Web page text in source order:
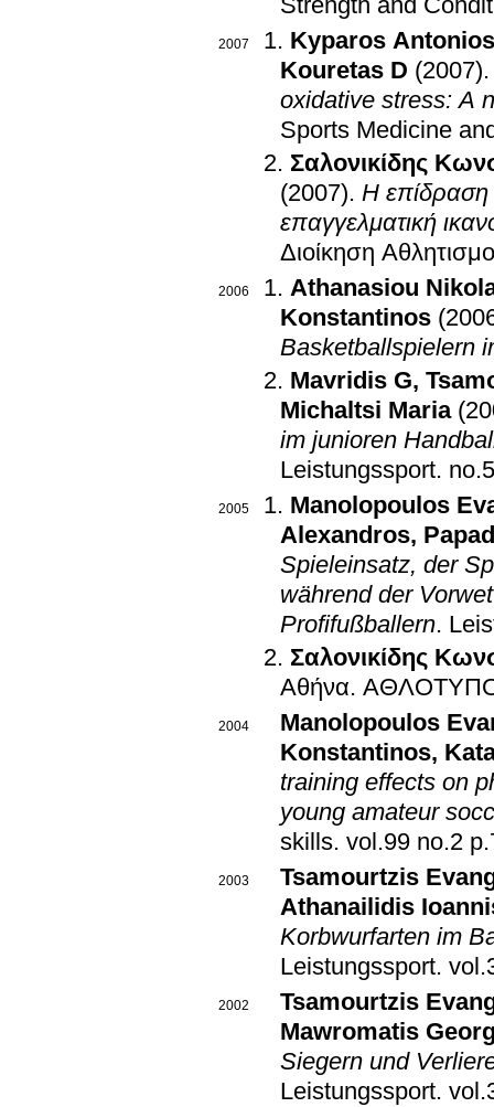
Strength and
2007
Kyparos Antonios
Kouretas D (2007)
oxidative stress: A
Sports Medicine
Σαλονικίδης
(2007). Η επίδραση
επαγγελματική
Διοίκηση
2006
Athanasiou
Konstantinos
Basketballspielern
Mavridis G,
Michaltsi Maria
im junioren
Leistungssport.
2005
Manolopoulos
Alexandros,
Spieleinsatz, der
während der
Profifußballern.
Σαλονικίδης
Αθήνα.
2004
Manolopoulos
Konstantinos,
training effects on
young amateur
skills.
2003
Tsamourtzis
Athanailidis
Korbwurfarten im
Leistungssport.
2002
Tsamourtzis
Mawromatis
Siegern und
Leistungssport.